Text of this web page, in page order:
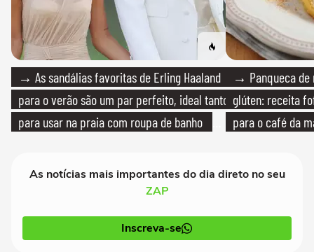
→ As sandálias favoritas de Erling Haaland
para o verão são um par perfeito, ideal tanto
para usar na praia com roupa de banho
→ Panqueca de
glúten: receita
para o café da
As notícias mais importantes do dia direto no seu
ZAP
Inscreva-se